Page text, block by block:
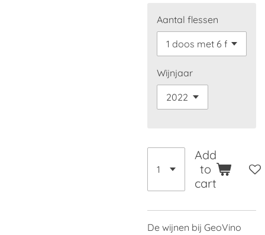
Aantal flessen
Wijnjaar
Add
to
cart
De wijnen bij GeoVino